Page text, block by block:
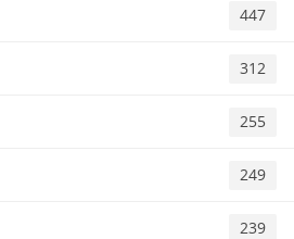
447
312
255
249
239